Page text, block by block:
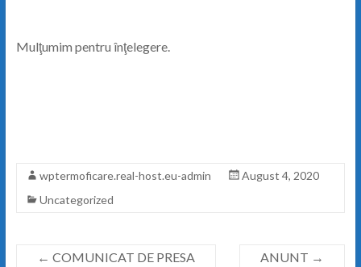
Mulţumim pentru înţelegere.
wptermoficare.real-host.eu-admin
August 4, 2020
Uncategorized
← COMUNICAT DE PRESA ANUNT →